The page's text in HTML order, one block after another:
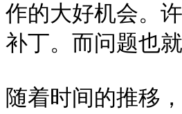
作的大好机会。
补丁。而问题也
随着时间的推移